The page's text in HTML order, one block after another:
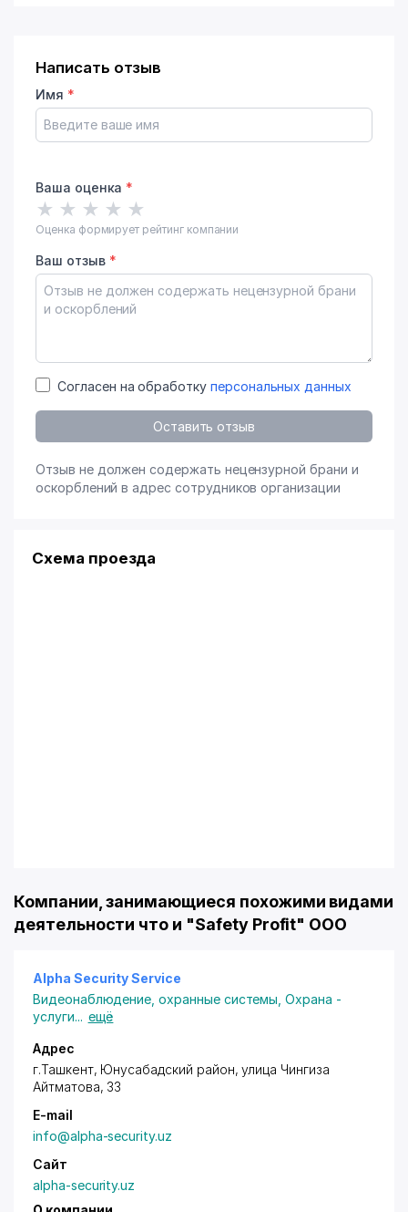
Написать отзыв
Имя *
Ваша оценка *
★ ★ ★ ★ ★
Оценка формирует рейтинг компании
Ваш отзыв *
Согласен на обработку персональных данных
Оставить отзыв
Отзыв не должен содержать нецензурной брани и
оскорблений в адрес сотрудников организации
Схема проезда
Компании, занимающиеся похожими видами
деятельности что и "Safety Profit" OOO
Alpha Security Service
Видеонаблюдение, охранные системы ,Охрана -
услуги... ещё
Адрес
г.Ташкент, Юнусабадский район, улица Чингиза
Айтматова, 33
E-mail
info@alpha-security.uz
Сайт
alpha-security.uz